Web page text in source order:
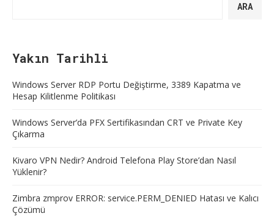
ARA
Yakın Tarihli
Windows Server RDP Portu Değiştirme, 3389 Kapatma ve
Hesap Kilitlenme Politikası
Windows Server’da PFX Sertifikasından CRT ve Private Key
Çıkarma
Kivaro VPN Nedir? Android Telefona Play Store’dan Nasıl
Yüklenir?
Zimbra zmprov ERROR: service.PERM_DENIED Hatası ve Kalıcı
Çözümü